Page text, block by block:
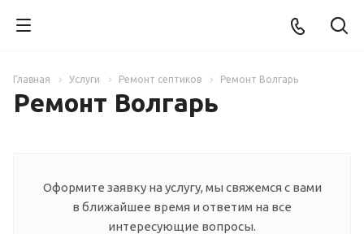
Главная Услуги Ремонт септиков Ремонт Волгарь
Ремонт Волгарь
Оформите заявку на услугу, мы свяжемся с вами
в ближайшее время и ответим на все
интересующие вопросы.